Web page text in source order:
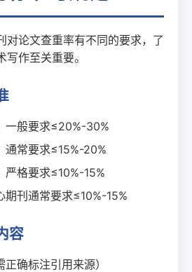
对论文查重率有不同的要求，了
作至关重要。
一般要求≤20%-30%
通常要求≤15%-20%
严格要求≤10%-15%
期刊通常要求≤10%-15%
容
确标注引用来源）